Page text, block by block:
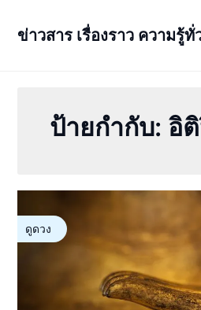
ข่าวสาร เรื่องราว ความรู้ทั่
ป้ายกำกับ: อิ
ดูดวง